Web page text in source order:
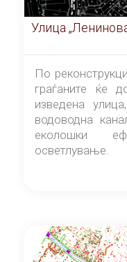
Улица
По
граѓаните ќе
изведена
водоводна
еколошки
осветлување.